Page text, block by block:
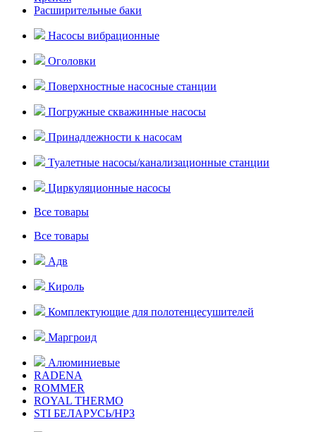
Расширительные баки
Насосы вибрационные
Оголовки
Поверхностные насосные станции
Погружные скважинные насосы
Принадлежности к насосам
Туалетные насосы/канализационные станции
Циркуляционные насосы
Все товары
Все товары
Адв
Кироль
Комплектующие для полотенцесушителей
Маргроид
Алюминиевые
RADENA
ROMMER
ROYAL THERMO
STI БЕЛАРУСЬ/НРЗ